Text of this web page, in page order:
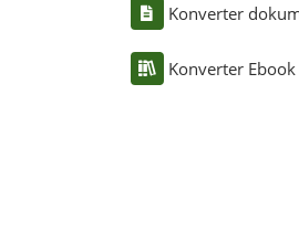
Konverter
Konverter Ebook